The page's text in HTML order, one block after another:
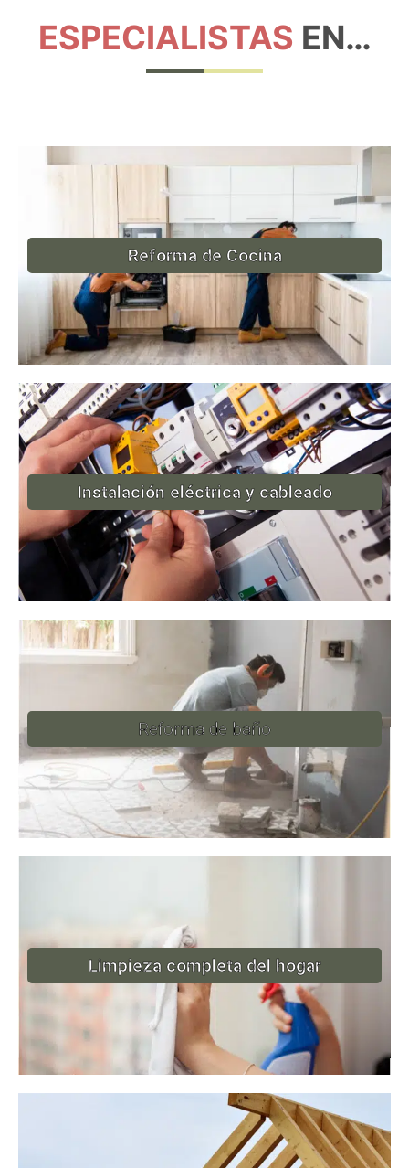
ESPECIALISTAS EN…
Reforma de Cocina
Instalación eléctrica y cableado
Reforma de baño
Limpieza completa del hogar